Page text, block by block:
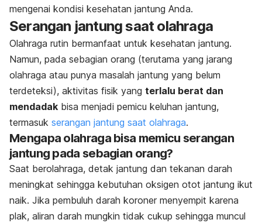
mengenai kondisi kesehatan jantung Anda.
Serangan jantung saat olahraga
Olahraga rutin bermanfaat untuk kesehatan jantung.
Namun, pada sebagian orang (terutama yang jarang
olahraga atau punya masalah jantung yang belum
terdeteksi), aktivitas fisik yang terlalu berat dan
mendadak bisa menjadi pemicu keluhan jantung,
termasuk serangan jantung saat olahraga.
Mengapa olahraga bisa memicu serangan
jantung pada sebagian orang?
Saat berolahraga, detak jantung dan tekanan darah
meningkat sehingga kebutuhan oksigen otot jantung ikut
naik. Jika pembuluh darah koroner menyempit karena
plak, aliran darah mungkin tidak cukup sehingga muncul